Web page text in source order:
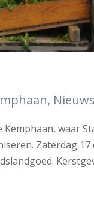
, Nieuws
waar
Zaterdag 17